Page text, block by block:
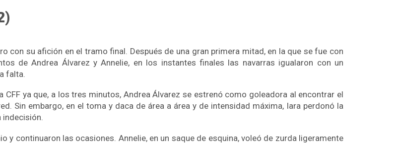
con su afición en el tramo final. Después de una gran primera mitad, en la que se fue con
de Andrea Álvarez y Annelie, en los instantes finales las navarras igualaron con un
falta.
ya que, a los tres minutos, Andrea Álvarez se estrenó como goleadora al encontrar el
Sin embargo, en el toma y daca de área a área y de intensidad máxima, Iara perdonó la
indecisión.
y continuaron las ocasiones. Annelie, en un saque de esquina, voleó de zurda ligeramente